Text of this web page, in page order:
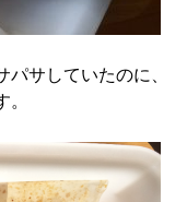
サしていたのに、